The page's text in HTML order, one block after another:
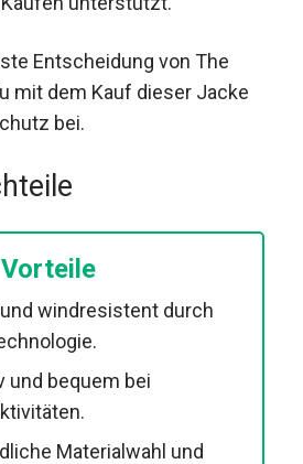
Entscheidung von The
mit dem Kauf dieser Jacke
bei.
Vorteile
windresistent durch
und bequem bei
Materialwahl und